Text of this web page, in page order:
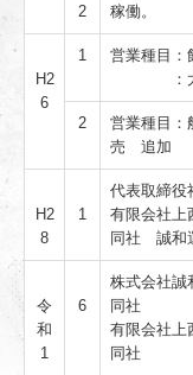
2
稼働。
H2
6
1
営業種目
：太陽
2
営業種目：
売 追加
H2
8
1
代表取締
有限会社
同社 誠和
令
和
1
6
株式会社
同社 代
有限会社
同社 代